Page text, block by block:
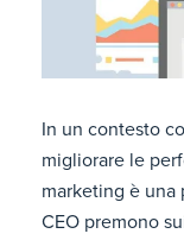
In un contesto
migliorare le
marketing è una
CEO premono